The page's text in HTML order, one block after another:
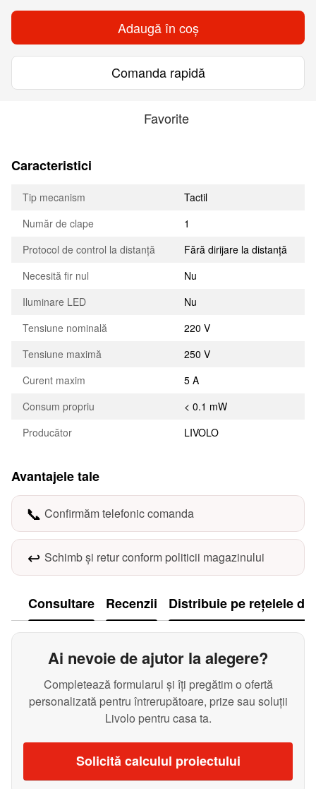
Adaugă în coș
Comanda rapidă
Favorite
Caracteristici
Tip mecanism
Tactil
Număr de clape
1
Protocol de control la distanță
Fără dirijare la distanță
Necesită fir nul
Nu
Iluminare LED
Nu
Tensiune nominală
220 V
Tensiune maximă
250 V
Curent maxim
5 A
Consum propriu
< 0.1 mW
Producător
LIVOLO
Avantajele tale
📞 Confirmăm telefonic comanda
↩️ Schimb și retur conform politicii magazinului
Consultare Recenzii Distribuie pe rețelele
Ai nevoie de ajutor la alegere?
Completează formularul și îți pregătim o ofertă
personalizată pentru întrerupătoare, prize sau soluții
Livolo pentru casa ta.
Solicită calculul proiectului